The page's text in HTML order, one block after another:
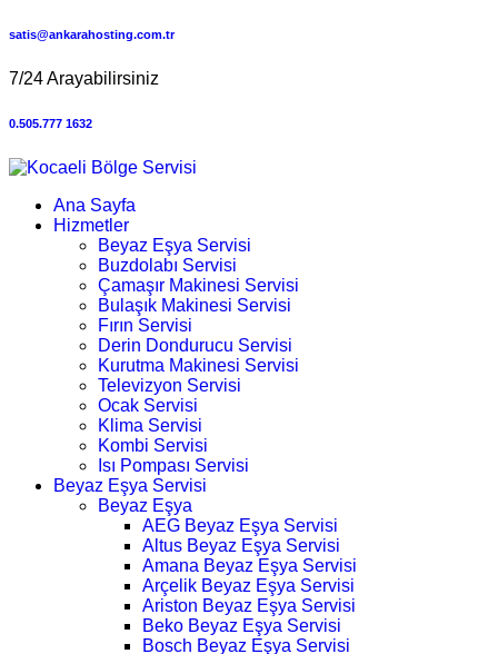
satis@ankarahosting.com.tr
7/24 Arayabilirsiniz
0.505.777 1632
Ana Sayfa
Hizmetler
Beyaz Eşya Servisi
Buzdolabı Servisi
Çamaşır Makinesi Servisi
Bulaşık Makinesi Servisi
Fırın Servisi
Derin Dondurucu Servisi
Kurutma Makinesi Servisi
Televizyon Servisi
Ocak Servisi
Klima Servisi
Kombi Servisi
Isı Pompası Servisi
Beyaz Eşya Servisi
Beyaz Eşya
AEG Beyaz Eşya Servisi
Altus Beyaz Eşya Servisi
Amana Beyaz Eşya Servisi
Arçelik Beyaz Eşya Servisi
Ariston Beyaz Eşya Servisi
Beko Beyaz Eşya Servisi
Bosch Beyaz Eşya Servisi